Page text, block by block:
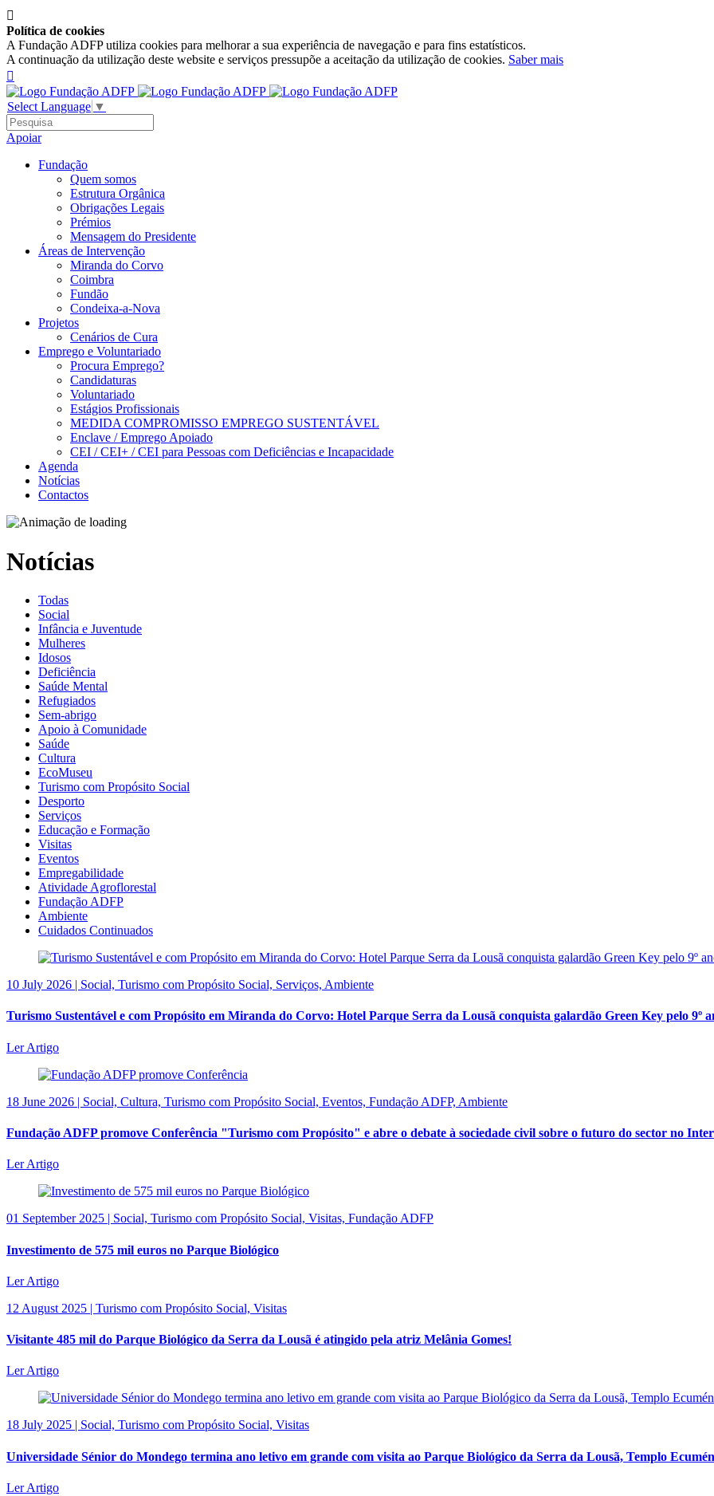

Política de cookies
A Fundação ADFP utiliza cookies para melhorar a sua experiência de navegação e para fins estatísticos.
A continuação da utilização deste website e serviços pressupõe a aceitação da utilização de cookies. Saber mais

Select Language ▼
Apoiar
Fundação
Quem somos
Estrutura Orgânica
Obrigações Legais
Prémios
Mensagem do Presidente
Áreas de Intervenção
Miranda do Corvo
Coimbra
Fundão
Condeixa-a-Nova
Projetos
Cenários de Cura
Emprego e Voluntariado
Procura Emprego?
Candidaturas
Voluntariado
Estágios Profissionais
MEDIDA COMPROMISSO EMPREGO SUSTENTÁVEL
Enclave / Emprego Apoiado
CEI / CEI+ / CEI para Pessoas com Deficiências e Incapacidade
Agenda
Notícias
Contactos
Notícias
Todas
Social
Infância e Juventude
Mulheres
Idosos
Deficiência
Saúde Mental
Refugiados
Sem-abrigo
Apoio à Comunidade
Saúde
Cultura
EcoMuseu
Turismo com Propósito Social
Desporto
Serviços
Educação e Formação
Visitas
Eventos
Empregabilidade
Atividade Agroflorestal
Fundação ADFP
Ambiente
Cuidados Continuados
10 July 2026 | Social, Turismo com Propósito Social, Serviços, Ambiente
Turismo Sustentável e com Propósito em Miranda do Corvo: Hotel Parque Serra da Lousã conquista galardão Green Key pelo 9º
Ler Artigo
18 June 2026 | Social, Cultura, Turismo com Propósito Social, Eventos, Fundação ADFP, Ambiente
Fundação ADFP promove Conferência "Turismo com Propósito" e abre o debate à sociedade civil sobre o futuro do sector no
Ler Artigo
01 September 2025 | Social, Turismo com Propósito Social, Visitas, Fundação ADFP
Investimento de 575 mil euros no Parque Biológico
Ler Artigo
12 August 2025 | Turismo com Propósito Social, Visitas
Visitante 485 mil do Parque Biológico da Serra da Lousã é atingido pela atriz Melânia Gomes!
Ler Artigo
18 July 2025 | Social, Turismo com Propósito Social, Visitas
Universidade Sénior do Mondego termina ano letivo em grande com visita ao Parque Biológico da Serra da Lousã, Templo
Ler Artigo